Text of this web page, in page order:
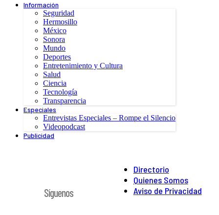
Información
Seguridad
Hermosillo
México
Sonora
Mundo
Deportes
Entretenimiento y Cultura
Salud
Ciencia
Tecnología
Transparencia
Especiales
Entrevistas Especiales – Rompe el Silencio
Videopodcast
Publicidad
Directorio
Quienes Somos
Aviso de Privacidad
Síguenos